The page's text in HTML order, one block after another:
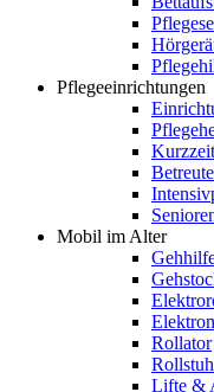
Pflegeeinrichtungen
Mobil im Alter
Rollator
Lifte &